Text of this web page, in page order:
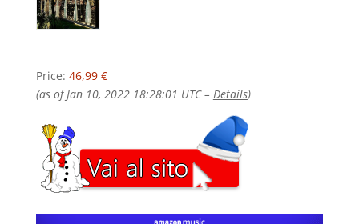
Price: 46,99 €
(as of Jan 10, 2022 18:28:01 UTC – Details)